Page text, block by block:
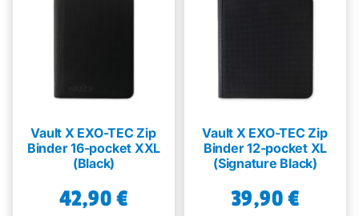
Vault X EXO-TEC Zip
Binder 16-pocket XXL
(Black)
42,90€
Vault X EXO-TEC Zip
Binder 12-pocket XL
(Signature Black)
39,90€